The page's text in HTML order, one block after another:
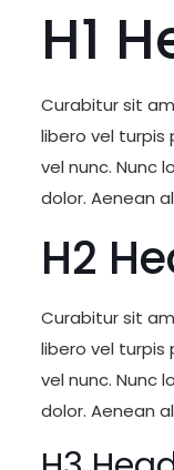
H1
Curabitur sit
libero vel
vel nunc. Nunc
dolor. Aenean
H2
Curabitur sit
libero vel
vel nunc. Nunc
dolor. Aenean